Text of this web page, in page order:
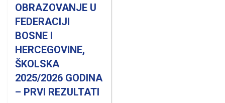
OBRAZOVANJE U
FEDERACIJI
BOSNE I
HERCEGOVINE,
ŠKOLSKA
2025/2026 GODINA
– PRVI REZULTATI